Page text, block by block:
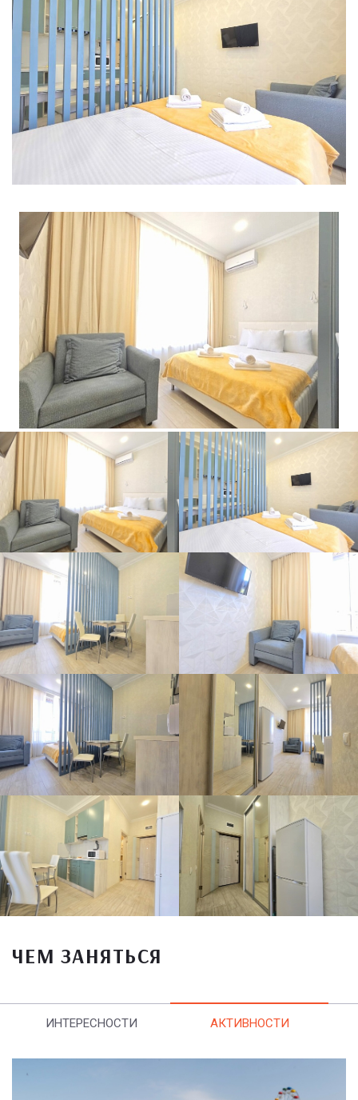
ЧЕМ ЗАНЯТЬСЯ
ИНТЕРЕСНОСТИ АКТИВНОСТИ